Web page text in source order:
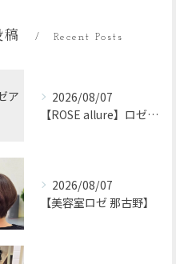
稿 Recent Posts
2026/08/07
【ROSE allure】ロゼアリュール
2026/08/07
【美容室ロゼ 那古野】